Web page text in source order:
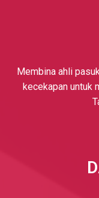
Membina ahli
kecekapan untuk